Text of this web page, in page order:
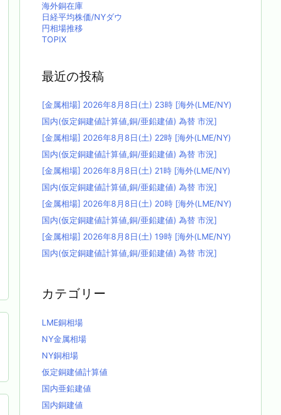
海外銅在庫
日経平均株価/NYダウ
円相場推移
TOPIX
最近の投稿
[金属相場] 2026年8月8日(土) 23時 [海外(LME/NY)
国内(仮定銅建値計算値,銅/亜鉛建値) 為替 市況]
[金属相場] 2026年8月8日(土) 22時 [海外(LME/NY)
国内(仮定銅建値計算値,銅/亜鉛建値) 為替 市況]
[金属相場] 2026年8月8日(土) 21時 [海外(LME/NY)
国内(仮定銅建値計算値,銅/亜鉛建値) 為替 市況]
[金属相場] 2026年8月8日(土) 20時 [海外(LME/NY)
国内(仮定銅建値計算値,銅/亜鉛建値) 為替 市況]
[金属相場] 2026年8月8日(土) 19時 [海外(LME/NY)
国内(仮定銅建値計算値,銅/亜鉛建値) 為替 市況]
カテゴリー
LME銅相場
NY金属相場
NY銅相場
仮定銅建値計算値
国内亜鉛建値
国内銅建値